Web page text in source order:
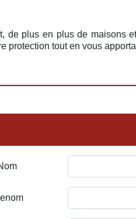
de plus en plus de maisons
protection tout en vous